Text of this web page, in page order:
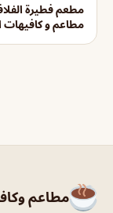
مطعم فطيرة
مطاعم و كافيهات
مطاعم